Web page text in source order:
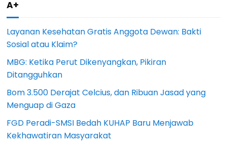
A+
Layanan Kesehatan Gratis Anggota Dewan: Bakti
Sosial atau Klaim?
MBG: Ketika Perut Dikenyangkan, Pikiran
Ditangguhkan
Bom 3.500 Derajat Celcius, dan Ribuan Jasad yang
Menguap di Gaza
FGD Peradi-SMSI Bedah KUHAP Baru Menjawab
Kekhawatiran Masyarakat